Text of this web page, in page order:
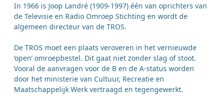
In 1966 is Joop Landré (1909-1997) één van oprichters van
de Televisie en Radio Omroep Stichting en wordt de
algemeen directeur van de TROS.
De TROS moet een plaats veroveren in het vernieuwde
‘open’ omroepbestel. Dit gaat niet zonder slag of stoot.
Vooral de aanvragen voor de B en de A-status worden
door het ministerie van Cultuur, Recreatie en
Maatschappelijk Werk vertraagd en tegengewerkt.